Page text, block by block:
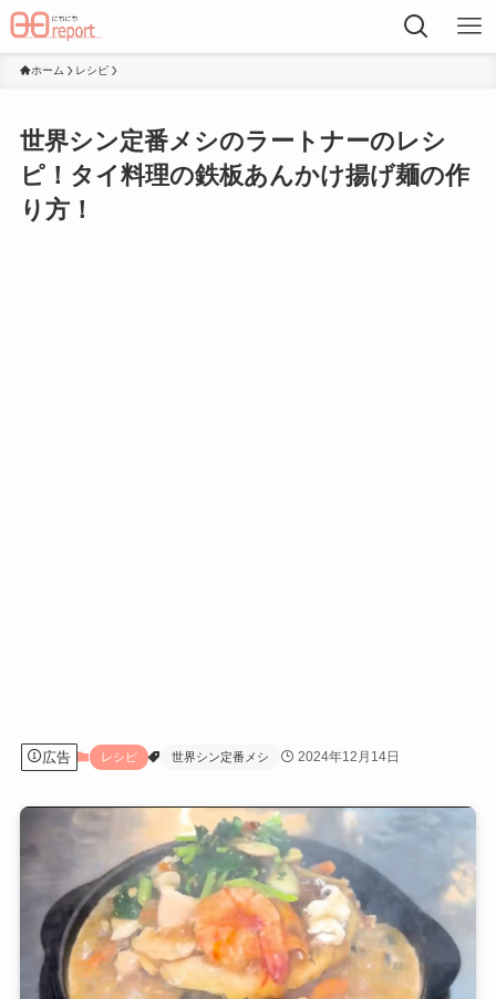
ホーム レシピ
世界シン定番メシのラートナーのレシ
ピ！タイ料理の鉄板あんかけ揚げ麺の作
り方！
広告 レシピ 世界シン定番メシ 2024年12月14日